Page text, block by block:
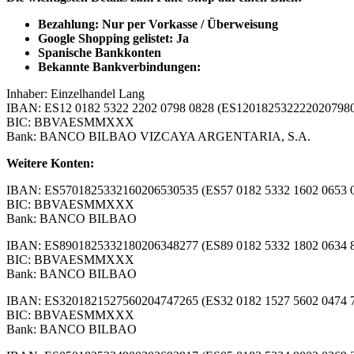
Bezahlung: Nur per Vorkasse / Überweisung
Google Shopping gelistet: Ja
Spanische Bankkonten
Bekannte Bankverbindungen:
Inhaber: Einzelhandel Lang
IBAN: ES12 0182 5322 2202 0798 0828
BIC: BBVAESMMXXX
Bank: BANCO BILBAO VIZCAYA ARGENTARIA, S.A.
Weitere Konten:
IBAN: ES5701825332160206530535 (ES57 0182 5332 1602 0653
BIC: BBVAESMMXXX
Bank: BANCO BILBAO
IBAN: ES8901825332180206348277 (ES89 0182 5332 1802 0634
BIC: BBVAESMMXXX
Bank: BANCO BILBAO
IBAN: ES3201821527560204747265 (ES32 0182 1527 5602 0474
BIC: BBVAESMMXXX
Bank: BANCO BILBAO